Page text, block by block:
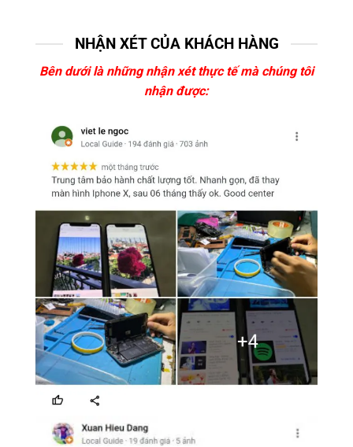
NHẬN XÉT CỦA KHÁCH HÀNG
Bên dưới là những nhận xét thực tế mà chúng tôi
nhận được: